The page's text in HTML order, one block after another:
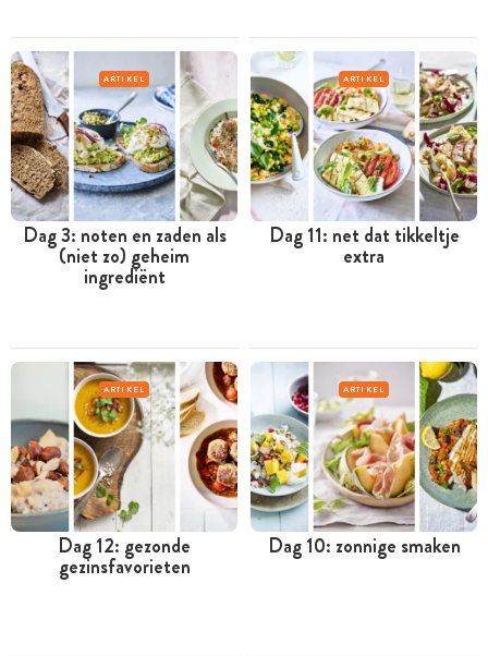
ARTIKEL
Dag 3: noten en zaden als
(niet zo) geheim
ingrediënt
ARTIKEL
Dag 11: net dat tikkeltje
extra
ARTIKEL
Dag 12: gezonde
gezinsfavorieten
ARTIKEL
Dag 10: zonnige smaken